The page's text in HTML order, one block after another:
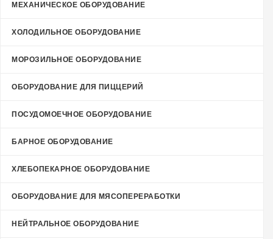
МЕХАНИЧЕСКОЕ ОБОРУДОВАНИЕ
ХОЛОДИЛЬНОЕ ОБОРУДОВАНИЕ
МОРОЗИЛЬНОЕ ОБОРУДОВАНИЕ
ОБОРУДОВАНИЕ ДЛЯ ПИЦЦЕРИЙ
ПОСУДОМОЕЧНОЕ ОБОРУДОВАНИЕ
БАРНОЕ ОБОРУДОВАНИЕ
ХЛЕБОПЕКАРНОЕ ОБОРУДОВАНИЕ
ОБОРУДОВАНИЕ ДЛЯ МЯСОПЕРЕРАБОТКИ
НЕЙТРАЛЬНОЕ ОБОРУДОВАНИЕ